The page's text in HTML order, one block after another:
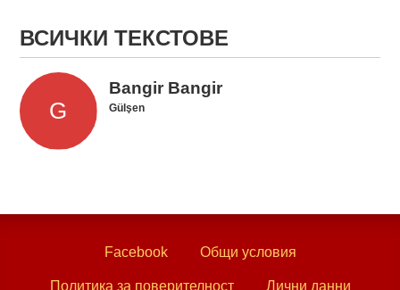
ВСИЧКИ ТЕКСТОВЕ
Bangir Bangir
Gülşen
Facebook Общи условия
Политика за поверителност Лични данни